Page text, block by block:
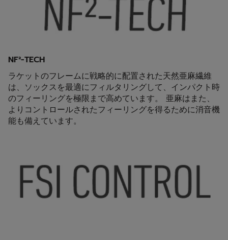
NF²-TECH
ラケットのフレームに戦略的に配置された天然亜麻繊維
は、ソックスを最適にフィルタリングして、インパクト時
のフィーリングを極限まで高めています。 亜麻はまた、
よりコントロールされたフィーリングを得るために消音機
能も備えています。